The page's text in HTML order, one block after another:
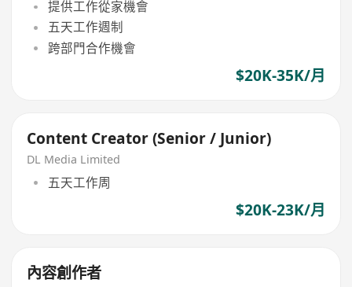
提供工作從家機會
五天工作週制
跨部門合作機會
$20K-35K/月
Content Creator (Senior / Junior)
DL Media Limited
五天工作周
$20K-23K/月
內容創作者